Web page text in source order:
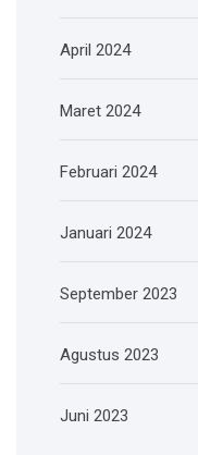
April 2024
Maret 2024
Februari 2024
Januari 2024
September 2023
Agustus 2023
Juni 2023